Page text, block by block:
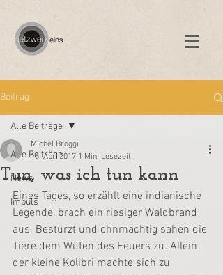
Beitrag
Alle Beiträge
News
Impuls
Alle Beiträge
Tun, was ich tun kann
Michel Broggi
16. Apr. 2017 1 Min. Lesezeit
Eines Tages, so erzählt eine indianische
Legende, brach ein riesiger Waldbrand
aus. Bestürzt und ohnmächtig sahen die
Tiere dem Wüten des Feuers zu. Allein
der kleine Kolibri machte sich zu